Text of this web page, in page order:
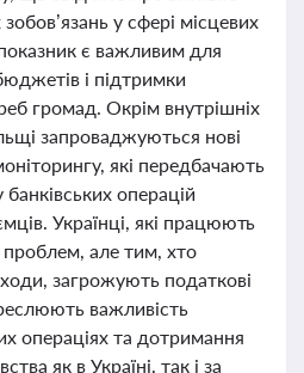
у сфері місцевих
є важливим для
і підтримки
громад. Окрім внутрішніх
запроваджуються нові
які передбачають
операцій
Українці, які працюють
але тим, хто
загрожують податкові
важливість
операціях та дотримання
як в Україні, так і за